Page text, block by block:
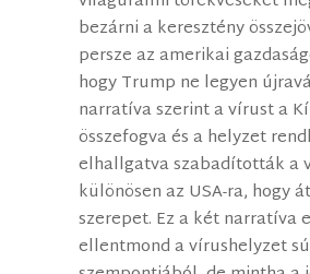
bezárni a keresztény
persze az amerikai
hogy Trump ne legyen
narratíva szerint a vírust a
összefogva és a helyzet
elhallgatva szabadították a
különösen az USA-ra, hogy
szerepet. Ez a két narratíva
ellentmond a vírushelyzet